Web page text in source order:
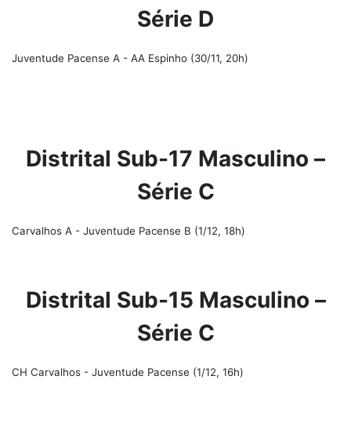
Série D
Juventude Pacense A - AA Espinho (30/11, 20h)
Distrital Sub-17 Masculino –
Série C
Carvalhos A - Juventude Pacense B (1/12, 18h)
Distrital Sub-15 Masculino –
Série C
CH Carvalhos - Juventude Pacense (1/12, 16h)